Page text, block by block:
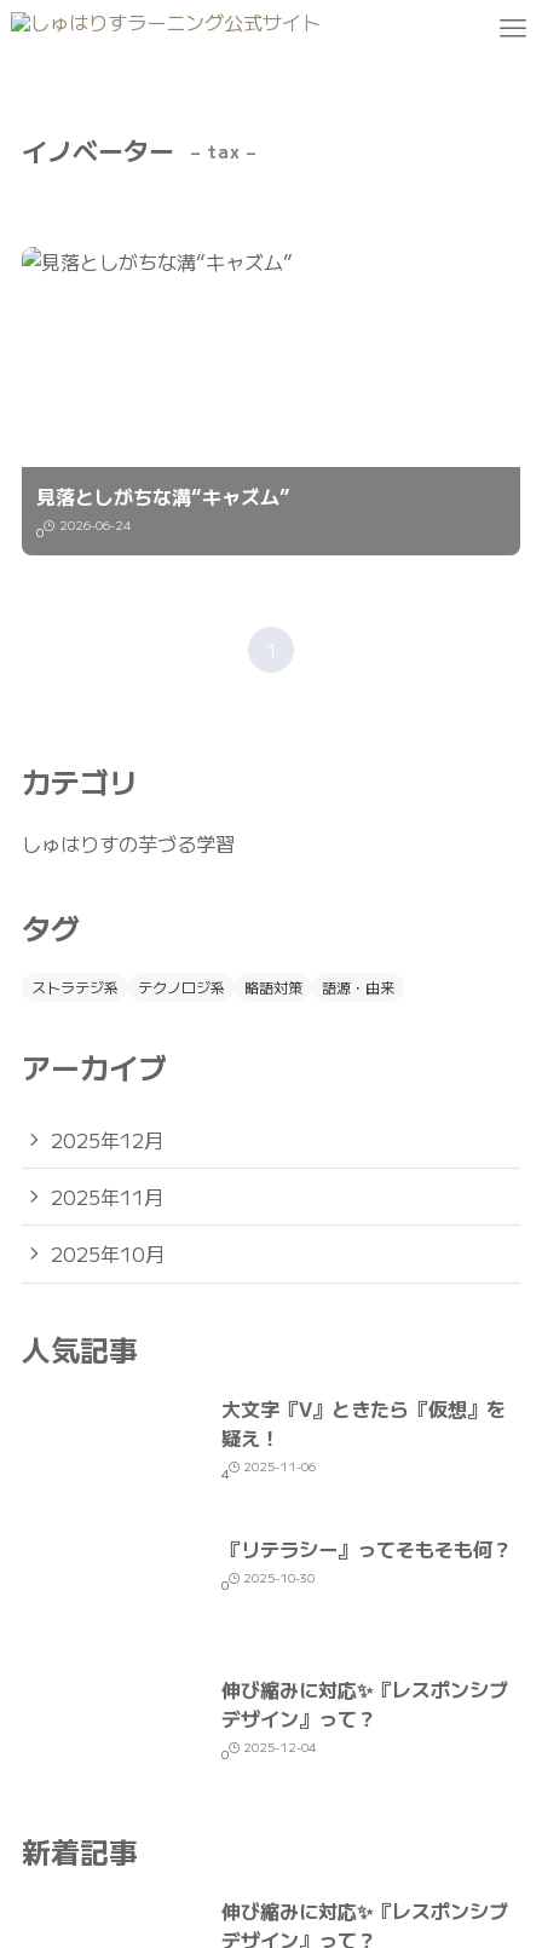
イノベーター – tax –
見落としがちな溝“キャズム”
0 2026-06-24
1
カテゴリ
しゅはりすの芋づる学習
タグ
ストラテジ系 テクノロジ系 略語対策 語源・由来
アーカイブ
2025年12月
2025年11月
2025年10月
人気記事
大文字『V』ときたら『仮想』を
疑え！
4 2025-11-06
『リテラシー』ってそもそも何？
0 2025-10-30
伸び縮みに対応✨『レスポンシブ
デザイン』って？
0 2025-12-04
新着記事
伸び縮みに対応✨『レスポンシブ
デザイン』って？